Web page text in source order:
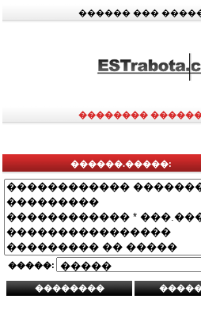
������ ���
��������
������.�����:
�����: